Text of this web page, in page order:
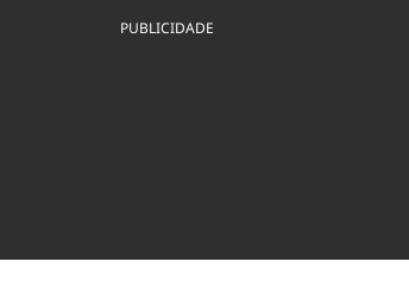
PUBLICIDADE